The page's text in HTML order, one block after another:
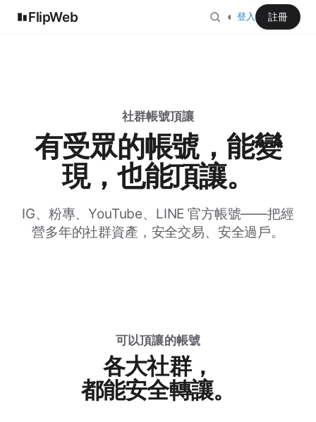
FlipWeb ◐ 登入 註冊
社群帳號頂讓
有受眾的帳號，能變
現，也能頂讓。
IG、粉專、YouTube、LINE 官方帳號——把經
營多年的社群資產，安全交易、安全過戶。
可以頂讓的帳號
各大社群，
都能安全轉讓。